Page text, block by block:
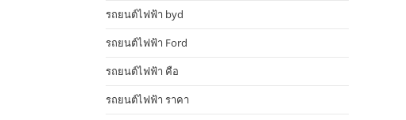
รถยนต์ไฟฟ้า byd
รถยนต์ไฟฟ้า Ford
รถยนต์ไฟฟ้า คือ
รถยนต์ไฟฟ้า ราคา